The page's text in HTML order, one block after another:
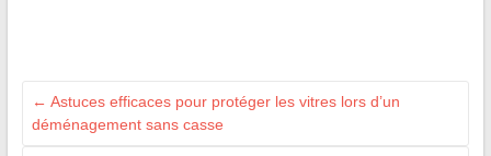
← Astuces efficaces pour protéger les vitres lors d’un
déménagement sans casse